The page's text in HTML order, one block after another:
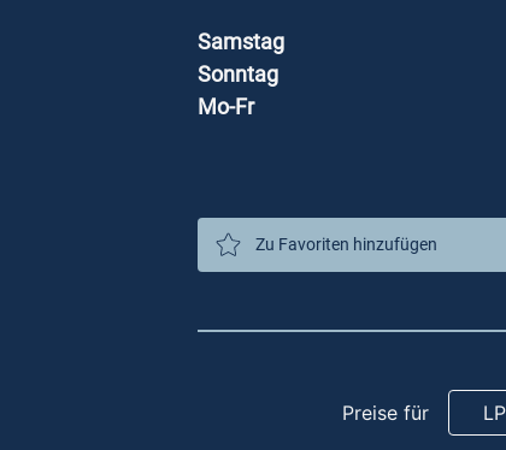
Samstag
Sonntag
Mo-Fr
Zu Favoriten hinzufügen
Preise für